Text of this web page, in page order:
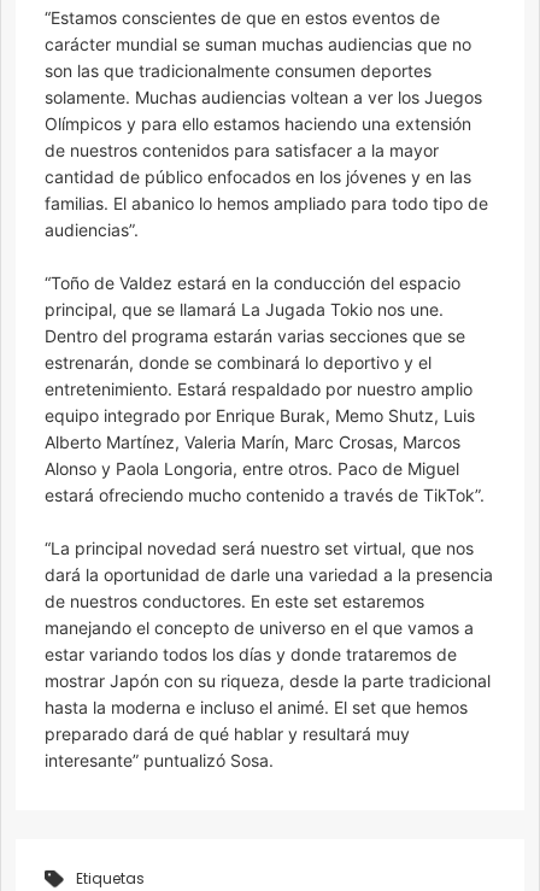
“Estamos conscientes de que en estos eventos de
carácter mundial se suman muchas audiencias que no
son las que tradicionalmente consumen deportes
solamente. Muchas audiencias voltean a ver los Juegos
Olímpicos y para ello estamos haciendo una extensión
de nuestros contenidos para satisfacer a la mayor
cantidad de público enfocados en los jóvenes y en las
familias. El abanico lo hemos ampliado para todo tipo de
audiencias”.
“Toño de Valdez estará en la conducción del espacio
principal, que se llamará La Jugada Tokio nos une.
Dentro del programa estarán varias secciones que se
estrenarán, donde se combinará lo deportivo y el
entretenimiento. Estará respaldado por nuestro amplio
equipo integrado por Enrique Burak, Memo Shutz, Luis
Alberto Martínez, Valeria Marín, Marc Crosas, Marcos
Alonso y Paola Longoria, entre otros. Paco de Miguel
estará ofreciendo mucho contenido a través de TikTok”.
“La principal novedad será nuestro set virtual, que nos
dará la oportunidad de darle una variedad a la presencia
de nuestros conductores. En este set estaremos
manejando el concepto de universo en el que vamos a
estar variando todos los días y donde trataremos de
mostrar Japón con su riqueza, desde la parte tradicional
hasta la moderna e incluso el animé. El set que hemos
preparado dará de qué hablar y resultará muy
interesante” puntualizó Sosa.
Etiquetas